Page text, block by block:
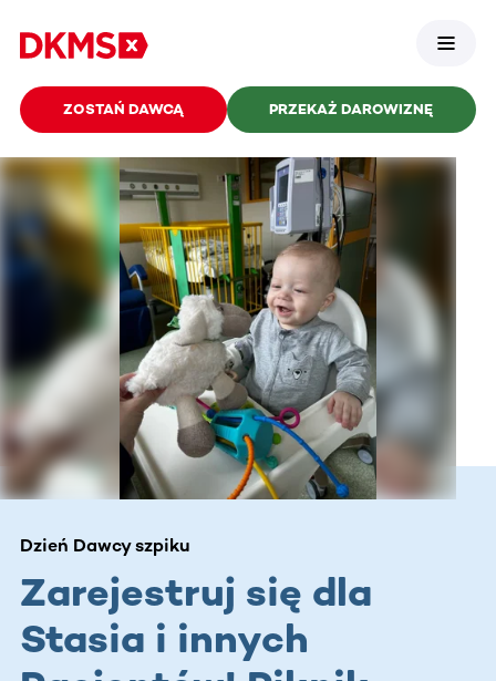
ZOSTAŃ DAWCĄ PRZEKAŻ DAROWIZNĘ
Dzień Dawcy szpiku
Zarejestruj się dla
Stasia i innych